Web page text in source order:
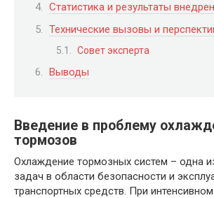
Статистика и результаты
Технические вызовы и
Совет эксперта
Выводы
Введение в проблему
тормозов
Охлаждение тормозных систем – одна
задач в области безопасности и
транспортных средств. При